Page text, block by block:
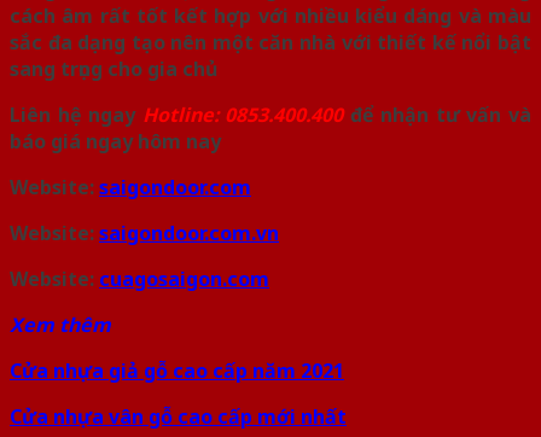
cách âm rất tốt kết hợp với nhiều kiểu dáng và màu
sắc đa dạng tạo nên một căn nhà với thiết kế nổi bật
sang trọng cho gia chủ
Liên hệ ngay Hotline: 0853.400.400để nhận tư vấn và
báo giá ngay hôm nay
Website:saigondoor.com
Website:saigondoor.com.vn
Website: cuagosaigon.com
Xem thêm
Cửa nhựa giả gỗ cao cấp năm 2021
Cửa nhựa vân gỗ cao cấp mới nhất